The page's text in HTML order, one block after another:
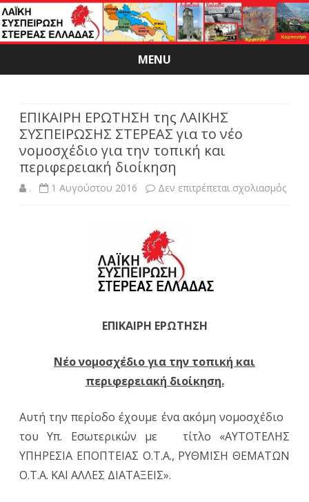
MENU
Skip
ΕΠΙΚΑΙΡΗ ΕΡΩΤΗΣΗ της ΛΑΙΚΗΣ
ΣΥΣΠΕΙΡΩΣΗΣ ΣΤΕΡΕΑΣ για το νέο
νομοσχέδιο για την τοπική και
περιφερειακή διοίκηση
. 1 Αυγούστου 2016 Δεν επιτρέπεται σχολιασμόςστο
για
ΕΠΙΚΑΙΡΗ ΕΡΩΤΗΣΗ
Νέο νομοσχέδιο για την τοπική και
περιφερειακή διοίκηση.
Αυτή την περίοδο έχουμε ένα ακόμη νομοσχέδιο
του Υπ. Εσωτερικών με τίτλο «ΑΥΤΟΤΕΛΗΣ
ΥΠΗΡΕΣΙΑ ΕΠΟΠΤΕΙΑΣ Ο.Τ.Α., ΡΥΘΜΙΣΗ ΘΕΜΑΤΩΝ
Ο.Τ.Α. ΚΑΙ ΑΛΛΕΣ ΔΙΑΤΑΞΕΙΣ».